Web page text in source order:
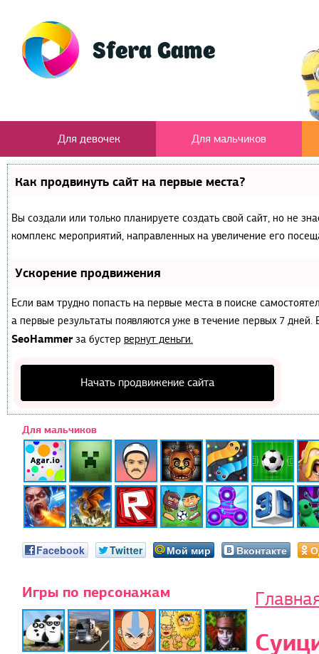
Для девочек Для мальчиков
Как продвинуть сайт на первые места?
Вы создали или только планируете создать свой сайт, но не
комплекс мероприятий, направленных на увеличение его
Ускорение продвижения
Если вам трудно попасть на первые места в поиске
а первые результаты появляются уже в течение первых 7
SeoHammerза бустер вернут деньги.
Начать продвижение сайта
Для мальчиков
Facebook Twitter Мой мир Вконтакте
Игры по персонажам